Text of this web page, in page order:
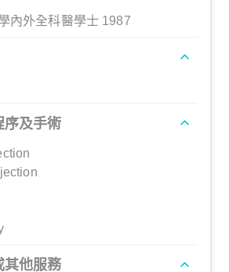
內外全科醫學士 1987
序及手術
其他服務